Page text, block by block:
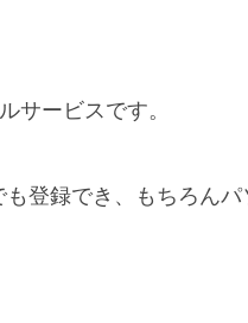
サービスです。
登録でき、もちろん